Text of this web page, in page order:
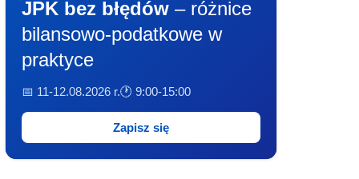
JPK bez błędów – różnice
bilansowo-podatkowe w
praktyce
📅 11-12.08.2026 r.🕐 9:00-15:00
Zapisz się